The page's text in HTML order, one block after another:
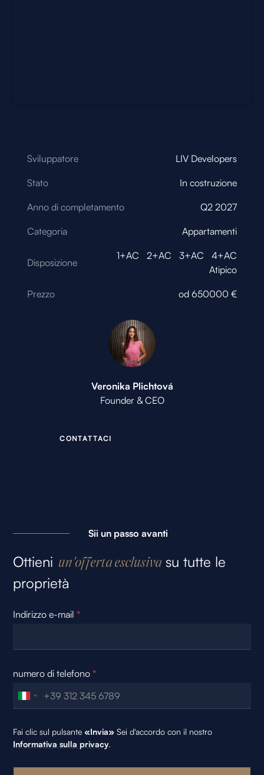
Sviluppatore LIV Developers
Stato In costruzione
Anno di completamento Q2 2027
Categoria Appartamenti
Disposizione
1+AC 2+AC 3+AC
4+AC
Atipico
Prezzo od 650000 €
Veronika Plichtová
Founder & CEO
CONTATTACI
Sii un passo avanti
Ottieni un'offerta esclusivasu tutte le
proprietà
Indirizzo e-mail*
numero di telefono*
Fai clic sul pulsante«Invia» Sei d'accordo con il nostro
Informativa sulla privacy.